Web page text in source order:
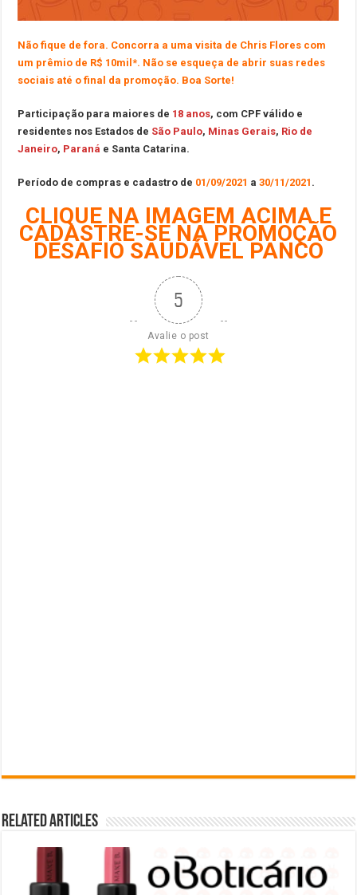
Não fique de fora. Concorra a uma visita de Chris Flores com
um prêmio de R$ 10mil*. Não se esqueça de abrir suas redes
sociais até o final da promoção. Boa Sorte!
Participação para maiores de 18 anos, com CPF válido e
residentes nos Estados de São Paulo, Minas Gerais, Rio de
Janeiro, Paraná e Santa Catarina.
Período de compras e cadastro de 01/09/2021 a30/11/2021 .
CLIQUE NA IMAGEM ACIMA E
CADASTRE-SE NA PROMOÇÃO
DESAFIO SAUDÁVEL PANCO
5
Avalie o post
Related Articles